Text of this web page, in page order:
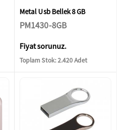
Metal Usb Bellek 8 GB
PM1430-8GB
Fiyat sorunuz.
Toplam Stok: 2.420 Adet